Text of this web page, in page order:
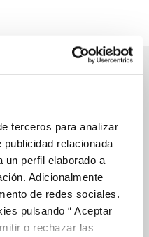
terceros para analizar
relacionada
un perfil elaborado a
Adicionalmente
de redes sociales.
pulsando “ Aceptar
o rechazar las